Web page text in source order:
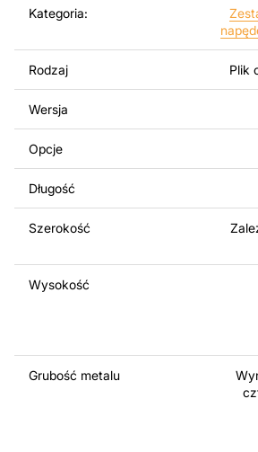
tego zakresu sprawia, że projekt
bardziej ekonomiczny w
odpowiednie połączenie niektórych
można zredukować liczbę
metalu do dwóch.
Korzystając z tych plików możesz
przyrzaądu do cięcia samodzielnie
jakości produkt z kawałka blachy.
zaprojektowane z myślą o
łatwym montażu, aby można było
Można używać tych plików do
komercyjnego, w tym do
wykonanych na podstawie tych
jednak pamiętać, że odsprzedaż
oryginalnych bądź
Za dodatkową opłatą możemy
Kategoria:
Rodzaj Plik
Wersja
Opcje
Długość
Szerokość
Wysokość
Grubość metalu